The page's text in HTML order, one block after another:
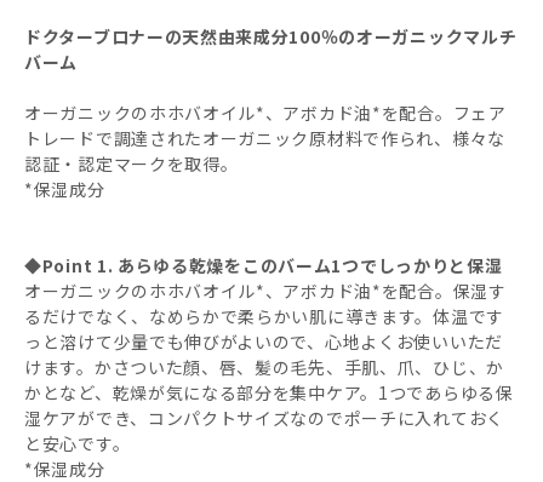
ドクターブロナーの天然由来成分100％のオーガニックマルチ
バーム
オーガニックのホホバオイル*、アボカド油*を配合。フェア
トレードで調達されたオーガニック原材料で作られ、様々な
認証・認定マークを取得。
*保湿成分
◆Point 1. あらゆる乾燥をこのバーム1つでしっかりと保湿
オーガニックのホホバオイル*、アボカド油*を配合。保湿す
るだけでなく、なめらかで柔らかい肌に導きます。体温です
っと溶けて少量でも伸びがよいので、心地よくお使いいただ
けます。かさついた顔、唇、髪の毛先、手肌、爪、ひじ、か
かとなど、乾燥が気になる部分を集中ケア。1つであらゆる保
湿ケアができ、コンパクトサイズなのでポーチに入れておく
と安心です。
*保湿成分